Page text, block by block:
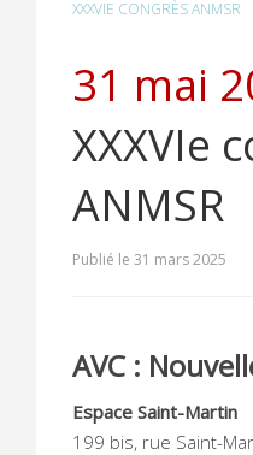
XXXVIE CONGRÈS ANMSR
31 mai
XXXVIe
ANMSR
Publié le 31 mars 2025
AVC :
Espace Saint-Martin
199 bis, rue Saint-